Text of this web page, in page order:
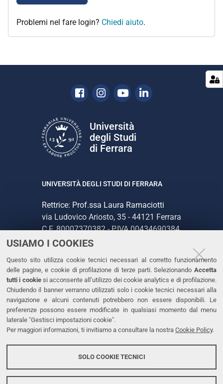
USIAMO I COOKIES
Questo sito utilizza cookie tecnici necessari al corretto funzionamento
delle pagine, e cookie di profilazione di terze parti. Selezionando Accetta
tutti i cookiesi acconsente all’utilizzo dei cookie analytics e di profilazione.
Chiudendo il banner verranno utilizzati solo i cookie tecnici necessari alla
navigazione e alcuni contenuti potrebbero non essere disponibili. Le
preferenze possono essere modificate in qualsiasi momento dal menu
laterale "Gestisci impostazioni cookie".
Per maggiori informazioni, ti invitiamo a consultare la nostra Cookie Policy.
SOLO COOKIE TECNICI
Problemi nel fare login? Chiedi aiuto.
Facebook
Instagram
YoutubeLinkedin
Università
degli Studi
di Ferrara
UNIVERSITÀ DEGLI STUDI DI FERRARA
Rettrice: Prof.ssa Laura Ramaciotti
via Ludovico Ariosto, 35 - 44121 Ferrara
C.F. 80007370382 - P.IVA 00434690384
CONTATTI
Tel. +39 0532 293111
Fax. +39 0532 293031
PEC
LINKS
Accessibilità
Protezione dati personali